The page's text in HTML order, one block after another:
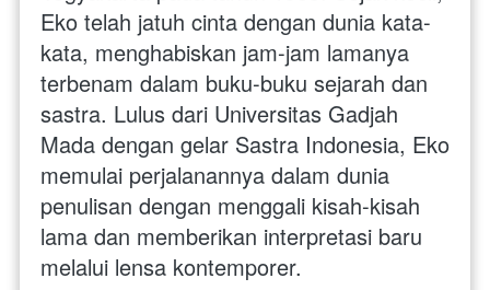
Eko telah jatuh cinta dengan dunia kata-
kata, menghabiskan jam-jam lamanya
terbenam dalam buku-buku sejarah dan
sastra. Lulus dari Universitas Gadjah
Mada dengan gelar Sastra Indonesia, Eko
memulai perjalanannya dalam dunia
penulisan dengan menggali kisah-kisah
lama dan memberikan interpretasi baru
melalui lensa kontemporer.